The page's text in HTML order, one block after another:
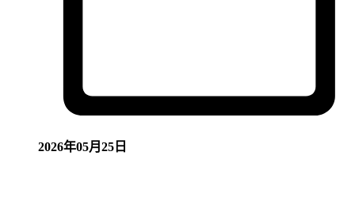
2026年05月25日